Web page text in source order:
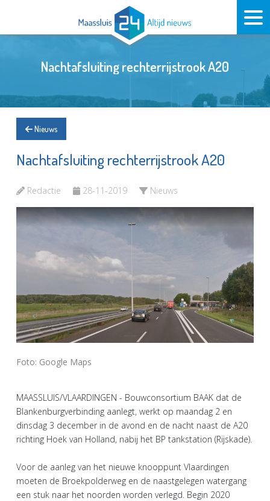
Nachtafsluiting rechterrijstrook A20
Nieuws
Nachtafsluiting rechterrijstrook A20
Redactie 28-11-2019 Nieuws
Foto: Google Maps
MAASSLUIS/VLAARDINGEN - Bouwconsortium BAAK dat de
Blankenburgverbinding aanlegt, werkt op maandag 2 en
dinsdag 3 december in de avond en de nacht naast de A20
richting Hoek van Holland, nabij het BP tankstation (Rijskade).
Voor de aanleg van het nieuwe knooppunt Vlaardingen
moeten de Broekpolderweg en de naastgelegen watergang
een stuk naar het noorden worden verlegd. Begin 2020